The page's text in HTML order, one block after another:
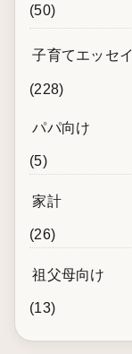
(50)
子育てエッセイ
(228)
パパ向け
(5)
家計
(26)
祖父母向け
(13)